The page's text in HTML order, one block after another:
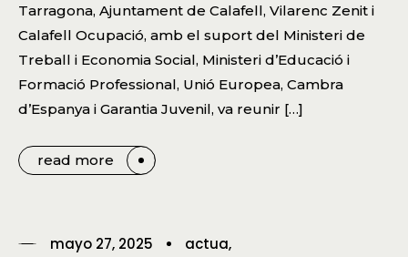
Tarragona, Ajuntament de Calafell, Vilarenc Zenit i
Calafell Ocupació, amb el suport del Ministeri de
Treball i Economia Social, Ministeri d’Educació i
Formació Professional, Unió Europea, Cambra
d’Espanya i Garantia Juvenil, va reunir […]
read more
mayo 27, 2025
actua